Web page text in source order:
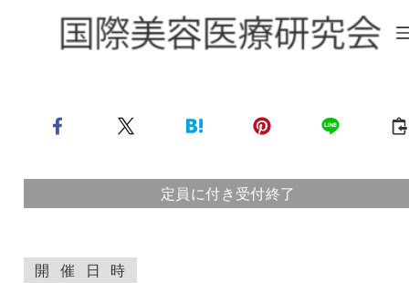
定員に付き受付終了
開 催 日
時